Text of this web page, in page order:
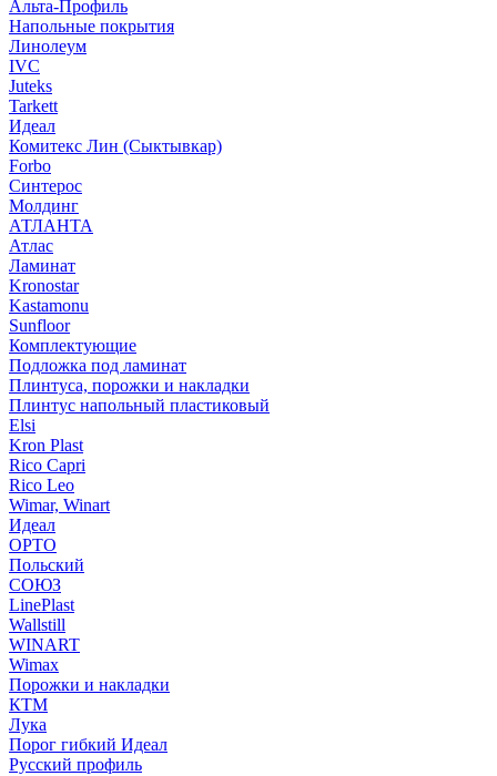
Альта-Профиль
Напольные покрытия
Линолеум
IVC
Juteks
Tarkett
Идеал
Комитекс Лин (Сыктывкар)
Forbo
Синтерос
Молдинг
АТЛАНТА
Атлас
Ламинат
Kronostar
Kastamonu
Sunfloor
Комплектующие
Подложка под ламинат
Плинтуса, порожки и накладки
Плинтус напольный пластиковый
Elsi
Kron Plast
Rico Capri
Rico Leo
Wimar, Winart
Идеал
ОРТО
Польский
СОЮЗ
LinePlast
Wallstill
WINART
Wimax
Порожки и накладки
КТМ
Лука
Порог гибкий Идеал
Русский профиль